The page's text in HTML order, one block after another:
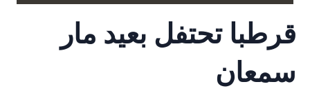
قرطبا تحتفل بعيد مار
سمعان